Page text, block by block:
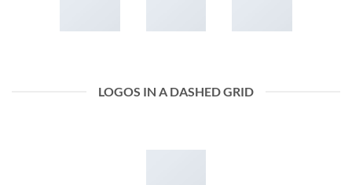
LOGOS IN A DASHED GRID